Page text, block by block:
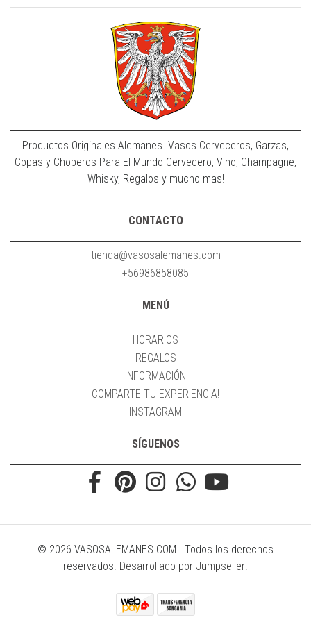
Productos Originales Alemanes. Vasos Cerveceros, Garzas,
Copas y Choperos Para El Mundo Cervecero, Vino, Champagne,
Whisky, Regalos y mucho mas!
CONTACTO
tienda@vasosalemanes.com
+56986858085
MENÚ
HORARIOS
REGALOS
INFORMACIÓN
COMPARTE TU EXPERIENCIA!
INSTAGRAM
SÍGUENOS
© 2026 VASOSALEMANES.COM . Todos los derechos
reservados. Desarrollado por Jumpseller.